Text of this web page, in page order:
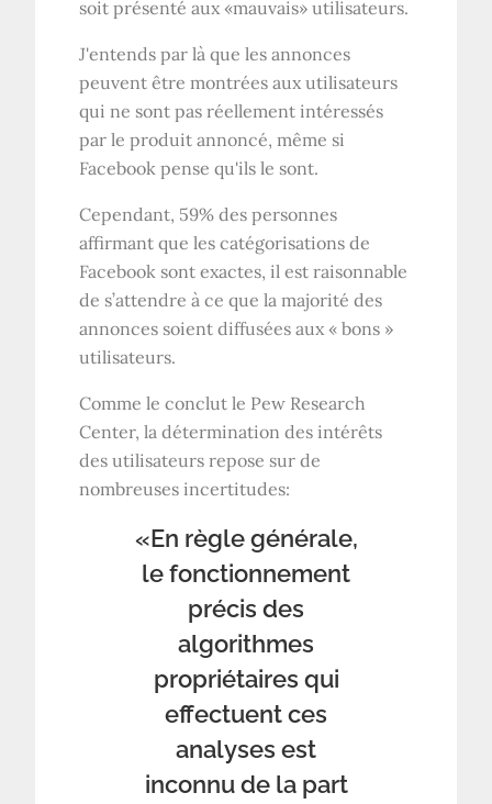
soit présenté aux «mauvais» utilisateurs.
J'entends par là que les annonces
peuvent être montrées aux utilisateurs
qui ne sont pas réellement intéressés
par le produit annoncé, même si
Facebook pense qu'ils le sont.
Cependant, 59% des personnes
affirmant que les catégorisations de
Facebook sont exactes, il est raisonnable
de s’attendre à ce que la majorité des
annonces soient diffusées aux « bons »
utilisateurs.
Comme le conclut le Pew Research
Center, la détermination des intérêts
des utilisateurs repose sur de
nombreuses incertitudes:
«En règle générale,
le fonctionnement
précis des
algorithmes
propriétaires qui
effectuent ces
analyses est
inconnu de la part